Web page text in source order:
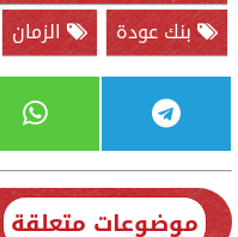
بنك عودة
الزمان
موضوعات متعلقة